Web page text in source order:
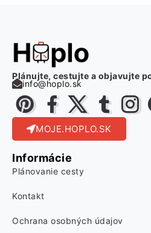
Plánujte, cestujte a objavujte
info@hoplo.sk
MOJE.HOPLO.SK
Informácie
Plánovanie cesty
Kontakt
Ochrana osobných údajov